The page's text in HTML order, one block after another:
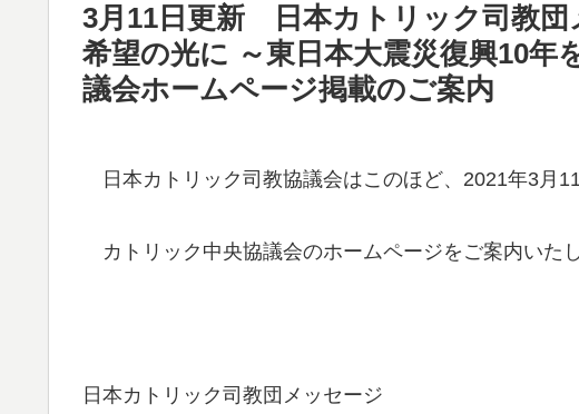
3月11日更新 日本カトリック司教団
希望の光に ～東日本大震災復興10年
議会ホームページ掲載のご案内
日本カトリック司教協議会はこのほど、2021年3月
カトリック中央協議会のホームページをご案内いたし
日本カトリック司教団メッセージ